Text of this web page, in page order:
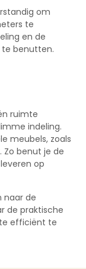
om
te
en de
benutten.
ruimte
indeling.
meubels, zoals
Zo benut je de
op
naar de
de praktische
efficiënt te